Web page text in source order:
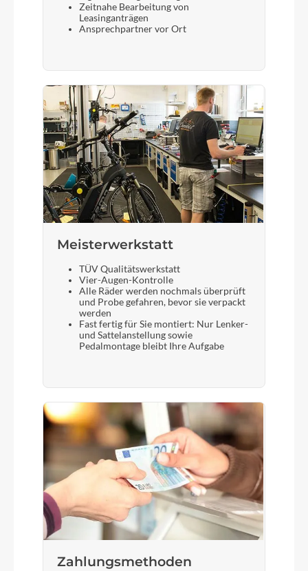
Zeitnahe Bearbeitung von
Leasinganträgen
Ansprechpartner vor Ort
Meisterwerkstatt
TÜV Qualitätswerkstatt
Vier-Augen-Kontrolle
Alle Räder werden nochmals überprüft
und Probe gefahren, bevor sie verpackt
werden
Fast fertig für Sie montiert: Nur Lenker-
und Sattelanstellung sowie
Pedalmontage bleibt Ihre Aufgabe
Zahlungsmethoden